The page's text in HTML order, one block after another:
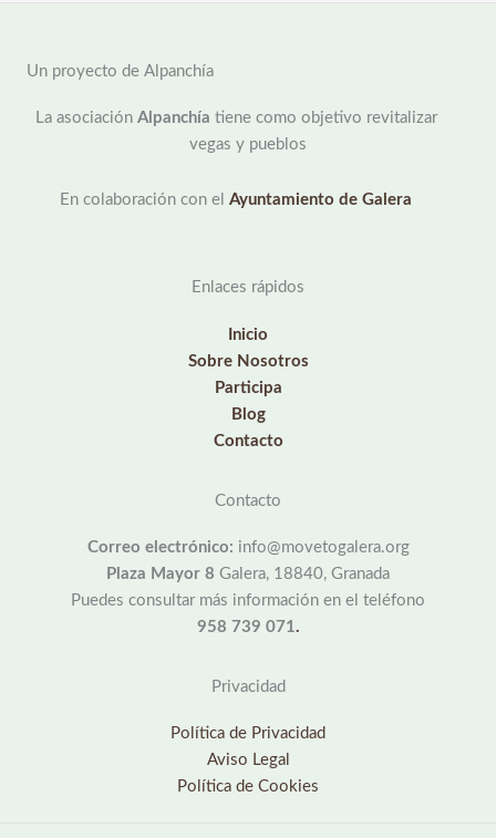
Un proyecto de Alpanchía
La asociación Alpanchía tiene como objetivo revitalizar
vegas y pueblos
En colaboración con elAyuntamiento de Galera
Enlaces rápidos
Inicio
Sobre Nosotros
Participa
Blog
Contacto
Contacto
Correo electrónico: info@movetogalera.org
Plaza Mayor 8 Galera, 18840, Granada
Puedes consultar más información en el teléfono
958 739 071.
Privacidad
Política de Privacidad
Aviso Legal
Política de Cookies